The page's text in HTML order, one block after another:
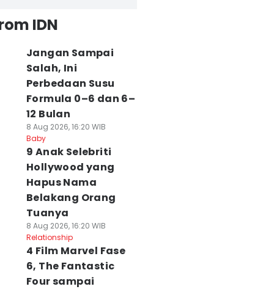
IDN
Jangan Sampai
Salah, Ini
Perbedaan Susu
Formula 0–6 dan 6–
12 Bulan
8 Aug 2026, 16:20 WIB
Baby
9 Anak Selebriti
Hollywood yang
Hapus Nama
Belakang Orang
Tuanya
8 Aug 2026, 16:20 WIB
Relationship
4 Film Marvel Fase
6, The Fantastic
Four sampai